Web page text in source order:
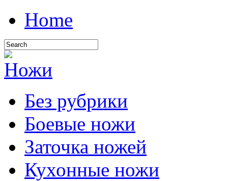
Home
Без рубрики
Боевые ножи
Заточка ножей
Кухонные ножи